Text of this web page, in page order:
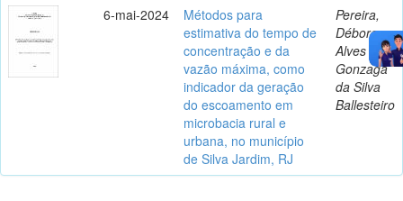
6-mai-2024
Métodos para
estimativa do tempo de
concentração e da
vazão máxima, como
indicador da geração
do escoamento em
microbacia rural e
urbana, no município
de Silva Jardim, RJ
Pereira,
Débora
Alves
Gonzaga
da Silva
Ballesteiro